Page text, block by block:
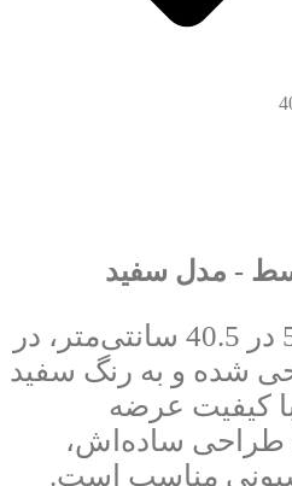
- مدل سفید
این مدل با ابعاد 54.5 در 40.5 سانتی‌متر، در
شده و به رنگ سفید
کیفیت عرضه
طراحی ساده‌اش،
مناسب است.